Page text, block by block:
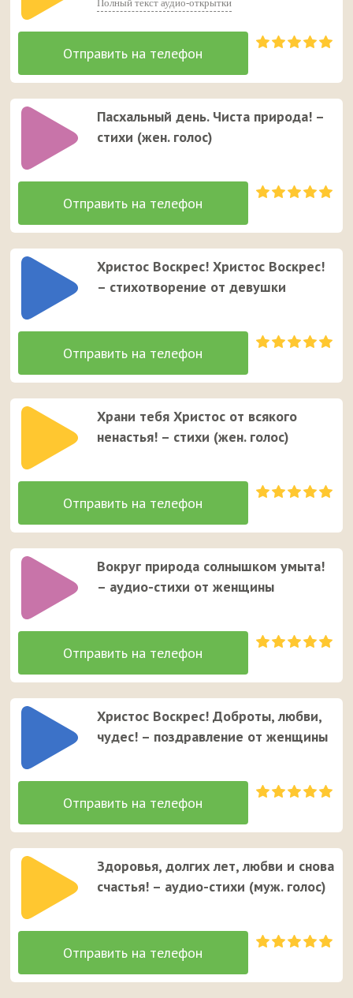
Полный текст аудио-открытки
Пасхальный день. Чиста природа! –
стихи (жен. голос)
Христос Воскрес! Христос Воскрес!
– стихотворение от девушки
Храни тебя Христос от всякого
ненастья! – стихи (жен. голос)
Вокруг природа солнышком умыта!
– аудио-стихи от женщины
Христос Воскрес! Доброты, любви,
чудес! – поздравление от женщины
Здоровья, долгих лет, любви и снова
счастья! – аудио-стихи (муж. голос)